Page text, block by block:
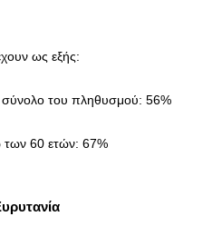
ως εξής:
σύνολο του πληθυσμού: 56%
των 60 ετών: 67%